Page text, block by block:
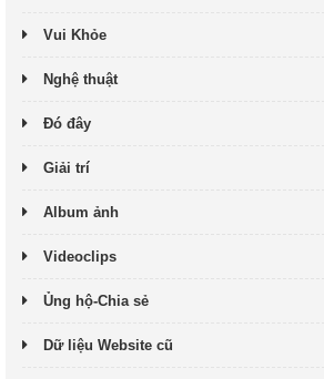
Vui Khỏe
Nghệ thuật
Đó đây
Giải trí
Album ảnh
Videoclips
Ủng hộ-Chia sẻ
Dữ liệu Website cũ